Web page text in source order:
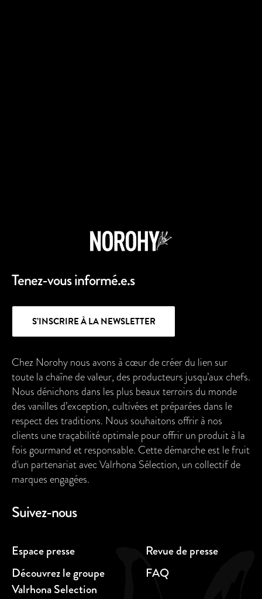
Chez Norohy nous avons à cœur de créer du lien sur
toute la chaîne de valeur, des producteurs jusqu’aux chefs.
Nous dénichons dans les plus beaux terroirs du monde
des vanilles d’exception, cultivées et préparées dans le
respect des traditions. Nous souhaitons offrir à nos
clients une traçabilité optimale pour offrir un produit à la
fois gourmand et responsable. Cette démarche est le fruit
d'un partenariat avec Valrhona Sélection, un collectif de
marques engagées.
Espace presse
Revue de presse
Découvrez le groupe
Valrhona Selection
FAQ
Suivez-nous
Tenez-vous informé.e.s
S’INSCRIRE À LA NEWSLETTER